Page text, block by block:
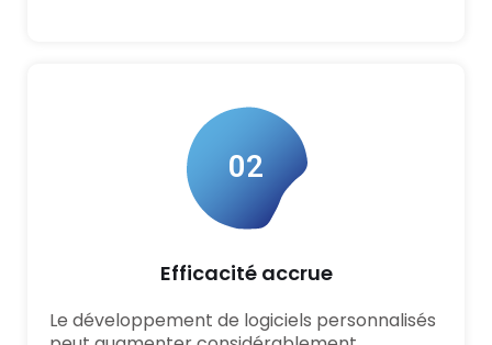
02
Efficacité accrue
Le développement de logiciels personnalisés